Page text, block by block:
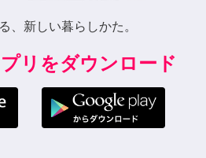
、新しい暮らしかた。
リをダウンロード